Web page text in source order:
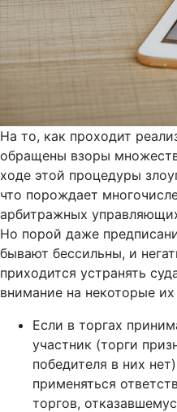
На то, как проходит
обращены взоры
ходе этой процедуры
что порождает
арбитражных
Но порой даже
бывают бессильны, и
приходится устранять
внимание на некоторые
Если в торгах
участник (торги
победителя в них
применяться
торгов,